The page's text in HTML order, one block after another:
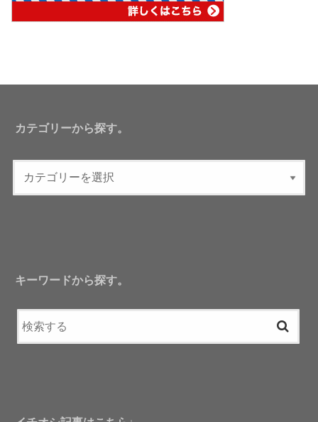
カテゴリーから探す。
キーワードから探す。